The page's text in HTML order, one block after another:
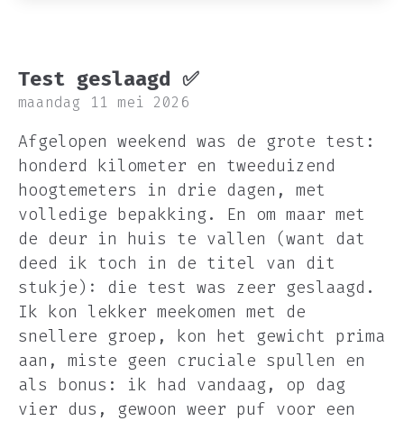
Test geslaagd ✅
maandag 11 mei 2026
Afgelopen weekend was de grote test:
honderd kilometer en tweeduizend
hoogtemeters in drie dagen, met
volledige bepakking. En om maar met
de deur in huis te vallen (want dat
deed ik toch in de titel van dit
stukje): die test was zeer geslaagd.
Ik kon lekker meekomen met de
snellere groep, kon het gewicht prima
aan, miste geen cruciale spullen en
als bonus: ik had vandaag, op dag
vier dus, gewoon weer puf voor een